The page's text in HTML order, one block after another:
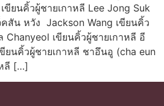
ขียนคิ้วผู้ชายเกาหลี Lee Jong Suk
สัน หวัง Jackson Wang เขียนคิ้ว
เขียนคิ้วผู้ชายเกาหลี อี
ยนคิ้วผู้ชายเกาหลี ชาอึนอู (cha eun
ลี […]